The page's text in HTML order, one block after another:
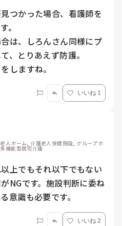
つかった場合、看護師を
。
は、しろんさん同様にプ
、とりあえず防護。
しますね。
いいね 1
人ホーム, 介護老人保健施設, グループホ
機能型居宅介護
上でもそれ以下でもない
NGです。施設判断に委ね
意識も必要です。
いいね 2